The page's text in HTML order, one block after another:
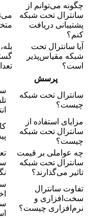
چگونه می‌توانم از
سانترال تحت شبکه
پشتیبانی دریافت
کنم؟
آیا سانترال تحت
شبکه مقیاس‌پذیر
است؟
پرسش
سانترال تحت شبکه
چیست؟
مزایای استفاده از
سانترال تحت شبکه
چیست؟
چه عواملی بر قیمت
سانترال تحت شبکه
تاثیر می‌گذارند؟
تفاوت سانترال
سخت‌افزاری و
نرم‌افزاری چیست؟